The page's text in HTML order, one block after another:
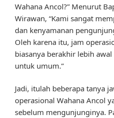
Wahana Ancol?” Menurut
Wirawan, “Kami sangat
dan kenyamanan
Oleh karena itu, jam
biasanya berakhir lebih
untuk umum.”
Jadi, itulah beberapa tanya
operasional Wahana Ancol
sebelum mengunjunginya.